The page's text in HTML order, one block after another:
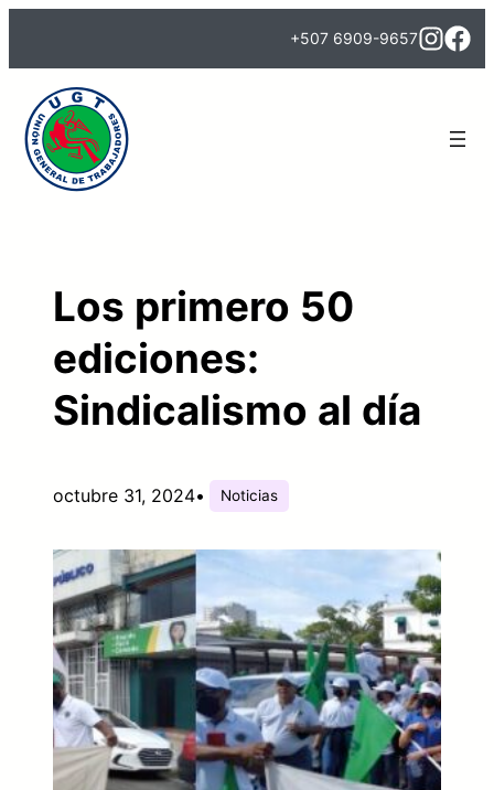
contenido
+507 6909-9657
Los primero 50
ediciones:
Sindicalismo al día
octubre 31, 2024• Noticias